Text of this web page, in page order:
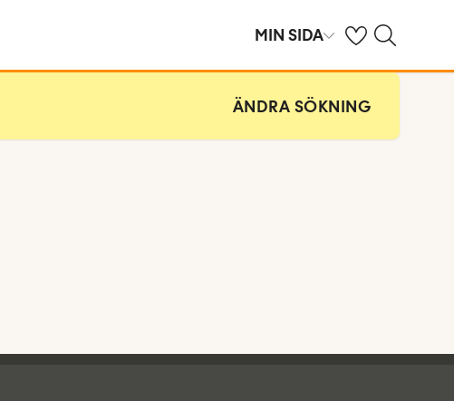
MIN SIDA Se dina sparade
Sök på ving.se
ÄNDRA SÖKNING